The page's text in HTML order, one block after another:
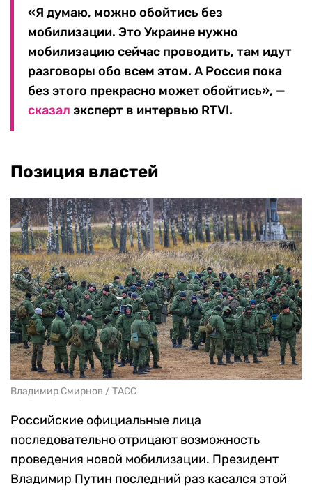
«Я думаю, можно обойтись без
мобилизации. Это Украине нужно
мобилизацию сейчас проводить, там идут
разговоры обо всем этом. А Россия пока
без этого прекрасно может обойтись», —
сказал эксперт в интервью RTVI.
Позиция властей
Владимир Смирнов / ТАСС
Российские официальные лица
последовательно отрицают возможность
проведения новой мобилизации. Президент
Владимир Путин последний раз касался этой